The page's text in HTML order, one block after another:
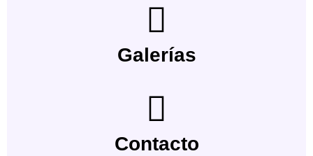
Galerías
Contacto